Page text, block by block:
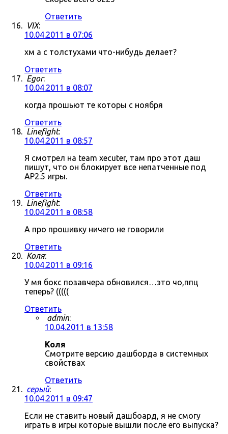
Ответить
VIX:
10.04.2011 в 07:06
хм а с толстухами что-нибудь делает?
Ответить
Egor:
10.04.2011 в 08:07
когда прошьют те которы с ноября
Ответить
Linefight:
10.04.2011 в 08:57
Я смотрел на team xecuter, там про этот даш
пишут, что он блокирует все непатченные под
AP2.5 игры.
Ответить
Linefight:
10.04.2011 в 08:58
А про прошивку ничего не говорили
Ответить
Коля:
10.04.2011 в 09:16
У мя бокс позавчера обновился…это чо,ппц
теперь? (((((
Ответить
admin:
10.04.2011 в 13:58
Коля
Смотрите версию дашборда в системных
свойствах
Ответить
серый:
10.04.2011 в 09:47
Если не ставить новый дашбоард, я не смогу
играть в игры которые вышли после его выпуска?